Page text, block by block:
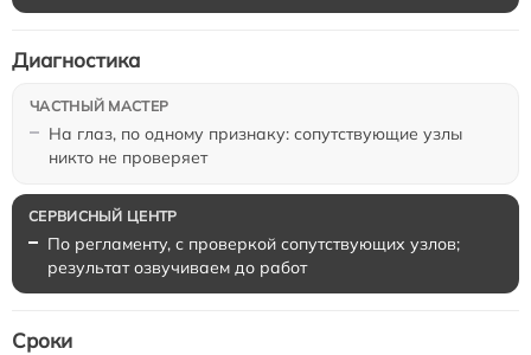
На глаз, по одному признаку: сопутствующие узлы
никто не проверяет
Диагностика
По регламенту, с проверкой сопутствующих узлов;
результат озвучиваем до работ
Сроки